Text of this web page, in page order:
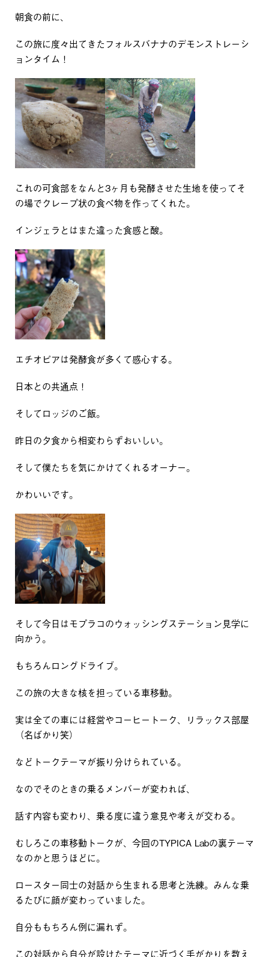
朝食の前に、
この旅に度々出てきたフォルスバナナのデモンストレーシ
ョンタイム！
これの可食部をなんと3ヶ月も発酵させた生地を使ってそ
の場でクレープ状の食べ物を作ってくれた。
インジェラとはまた違った食感と酸。
エチオピアは発酵食が多くて感心する。
日本との共通点！
そしてロッジのご飯。
昨日の夕食から相変わらずおいしい。
そして僕たちを気にかけてくれるオーナー。
かわいいです。
そして今日はモプラコのウォッシングステーション見学に
向かう。
もちろんロングドライブ。
この旅の大きな核を担っている車移動。
実は全ての車には経営やコーヒートーク、リラックス部屋
（名ばかり笑）
などトークテーマが振り分けられている。
なのでそのときの乗るメンバーが変われば、
話す内容も変わり、乗る度に違う意見や考えが交わる。
むしろこの車移動トークが、今回のTYPICA Labの裏テーマ
なのかと思うほどに。
ロースター同士の対話から生まれる思考と洗練。みんな乗
るたびに顔が変わっていました。
自分ももちろん例に漏れず。
この対話から自分が設けたテーマに近づく手がかりを数え